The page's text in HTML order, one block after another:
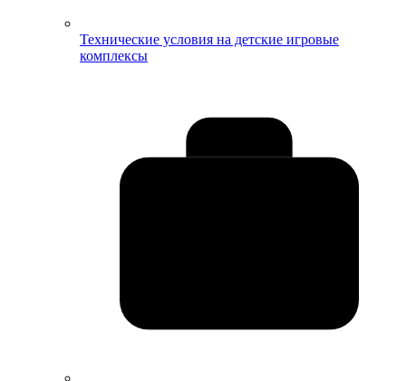
Технические условия на детские игровые
комплексы